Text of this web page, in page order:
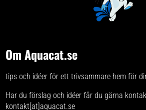
Om Aquacat.se
tips och idéer för ett trivsammare hem för
Har du förslag och idéer får du gärna
kontakt[at]aquacat.se